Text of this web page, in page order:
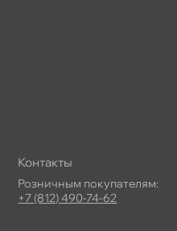
Контакты
Розничным покупателям:
+7 (812) 490-74-62